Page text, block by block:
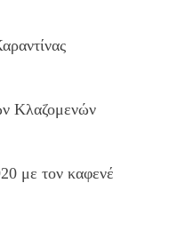
Κλαζομενών
με τον καφενέ